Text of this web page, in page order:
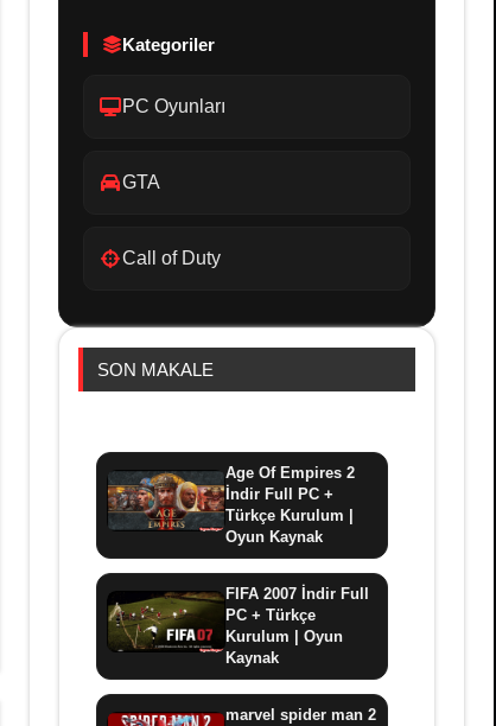
Kategoriler
PC Oyunları
GTA
Call of Duty
SON MAKALE
Age Of Empires 2
İndir Full PC +
Türkçe Kurulum |
Oyun Kaynak
FIFA 2007 İndir Full
PC + Türkçe
Kurulum | Oyun
Kaynak
marvel spider man 2